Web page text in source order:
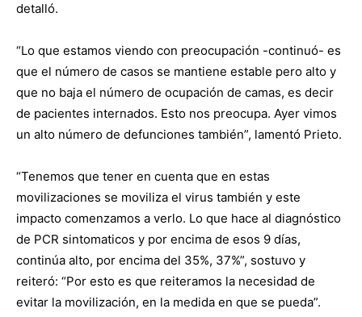
detalló.
“Lo que estamos viendo con preocupación -continuó- es
que el número de casos se mantiene estable pero alto y
que no baja el número de ocupación de camas, es decir
de pacientes internados. Esto nos preocupa. Ayer vimos
un alto número de defunciones también”, lamentó Prieto.
“Tenemos que tener en cuenta que en estas
movilizaciones se moviliza el virus también y este
impacto comenzamos a verlo. Lo que hace al diagnóstico
de PCR sintomaticos y por encima de esos 9 días,
continúa alto, por encima del 35%, 37%”, sostuvo y
reiteró: “Por esto es que reiteramos la necesidad de
evitar la movilización, en la medida en que se pueda”.